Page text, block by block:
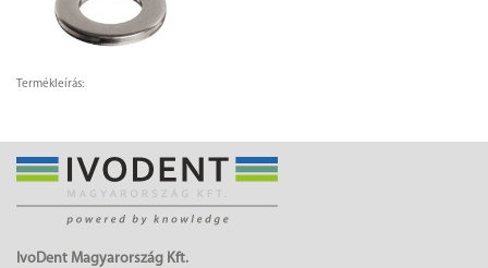
Termékleírás:
IvoDent Magyarország Kft.